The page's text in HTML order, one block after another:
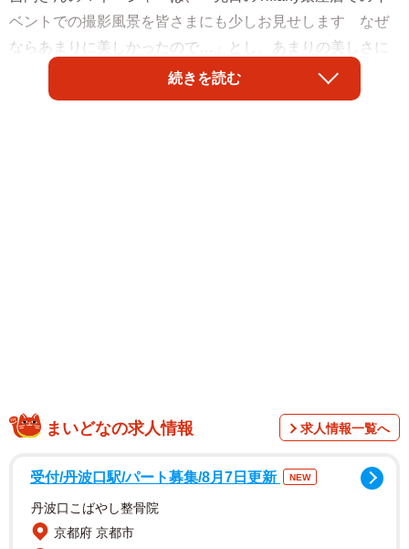
ベントでの撮影風景を皆さまにも少しお見せします なぜ
ならあまりに美しかったので…」とし、あまりの美しさに
思わず撮影風景を公開したとコメント。アップされた動画
内では、純白のドレスに身を包み、真っ白な空間で撮影に
続きを読む
まいどなの求人情報 求人情報一覧へ
受付/丹波口駅/パート募集/8月7日更新 NEW
丹波口こばやし整骨院
京都府 京都市